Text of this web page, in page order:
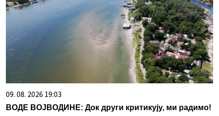
09. 08. 2026 19:03
ВОДЕ ВОЈВОДИНЕ: Док други критикују, ми радимо!